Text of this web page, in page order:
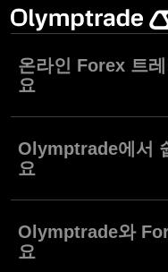
온라인 Forex 트
요
화를 거래하는 수십억 달
장과 24시간 연중무휴 거
통화 가격 변동에 투자하
합니다.
수 있게 지원합니다. 이러
료 모의 계좌, 다양한 시장
Olymptrade에서
요
레이딩 플랫폼을 갖추고
지금 가입하면 외환 계
Olymptrade와
요